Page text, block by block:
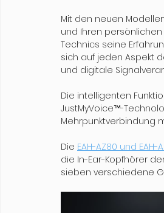
Mit den neuen
und Ihren persönlichen
Technics seine
sich auf jeden Aspekt
und digitale
Die intelligenten
JustMyVoice™-
Mehrpunktverbindung
Die EAH-AZ80 und EAH-
die In-Ear-Kopfhörer
sieben verschiedene